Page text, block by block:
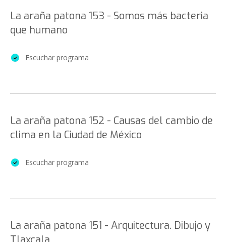
La araña patona 153 - Somos más bacteria
que humano
Escuchar programa
La araña patona 152 - Causas del cambio de
clima en la Ciudad de México
Escuchar programa
La araña patona 151 - Arquitectura. Dibujo y